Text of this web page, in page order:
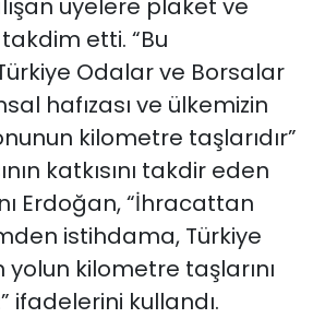
etti. “Bu
Odalar ve Borsalar
hafızası ve ülkemizin
kilometre taşlarıdır”
katkısını takdir eden
Erdoğan, “İhracattan
istihdama, Türkiye
yolun kilometre taşlarını
ifadelerini kullandı.